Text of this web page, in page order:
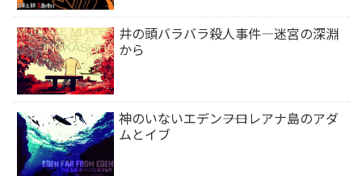
井の頭バラバラ殺人事件―迷宮の深淵
から
神のいないエデン――フロレアナ島のアダ
ムとイブ